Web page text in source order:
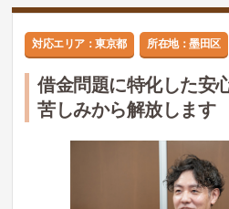
対応エリア：東京都 所在地：墨田区
借金問題に特化した安
苦しみから解放します